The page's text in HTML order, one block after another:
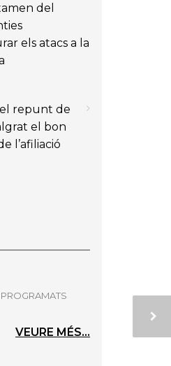
del
els atacs a la
repunt de
el bon
l’afiliació
VEURE MÉS...